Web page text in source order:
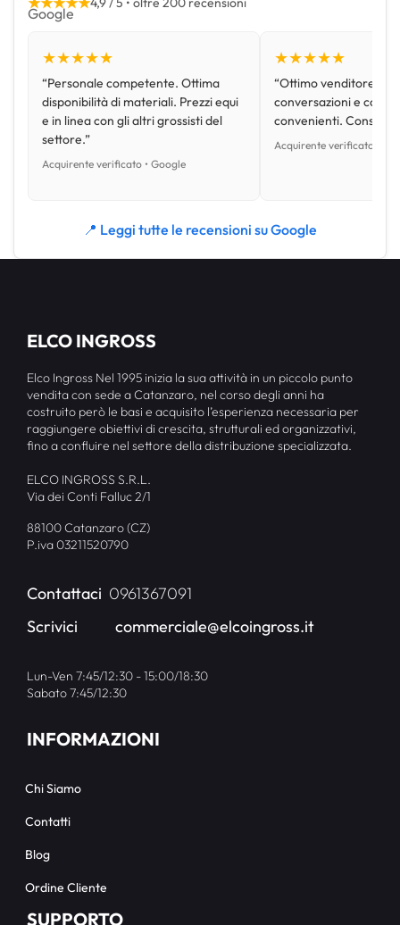
★★★★★
“Personale competente. Ottima
disponibilità di materiali. Prezzi equi
e in linea con gli altri grossisti del
settore.”
Acquirente verificato • Google
★★★★★
“Ottimo venditore,
conversazioni e con
convenienti.
Acquirente verificato •
📍 Leggi tutte le recensioni su Google
ELCO INGROSS
Elco Ingross Nel 1995 inizia la sua attività in un piccolo punto
vendita con sede a Catanzaro, nel corso degli anni ha
costruito però le basi e acquisito l’esperienza necessaria per
raggiungere obiettivi di crescita, strutturali ed organizzativi,
fino a confluire nel settore della distribuzione specializzata.
ELCO INGROSS S.R.L.
Via dei Conti Falluc 2/1
88100 Catanzaro (CZ)
P.iva 03211520790
Contattaci 0961367091
Scrivici
commerciale@elcoingross.it
Lun-Ven 7:45/12:30 - 15:00/18:30
Sabato 7:45/12:30
INFORMAZIONI
Chi Siamo
Contatti
Blog
Ordine Cliente
SUPPORTO